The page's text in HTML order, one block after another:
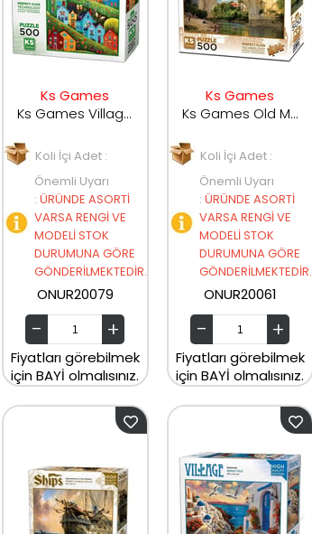
Ks Games
Ks Games Village with Butterflies Puzzle 500 Parça 20079
Koli İçi Adet :
Önemli Uyarı
: ÜRÜNDE ASORTİ
VARSA RENGİ VE
MODELİ STOK
DURUMUNA GÖRE
GÖNDERİLMEKTEDİR.
ONUR20079
Fiyatları görebilmek
için BAYİ olmalısınız.
Ks Games
Ks Games Old Mostar Bridge Bosna-Hersek Puzzle 500 Parça 20061
Koli İçi Adet :
Önemli Uyarı
: ÜRÜNDE ASORTİ
VARSA RENGİ VE
MODELİ STOK
DURUMUNA GÖRE
GÖNDERİLMEKTEDİR.
ONUR20061
Fiyatları görebilmek
için BAYİ olmalısınız.